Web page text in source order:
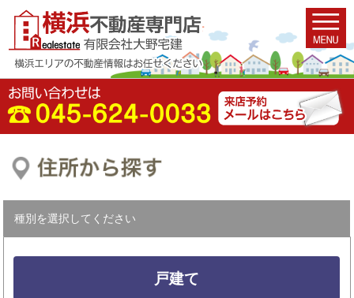
種別を選択してください
戸建て